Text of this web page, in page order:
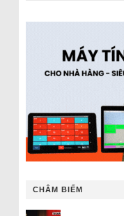
CHÂM BIẾM